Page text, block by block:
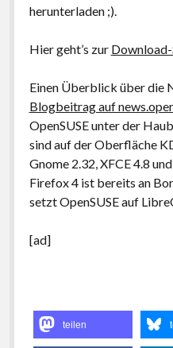
herunterladen ;).
Hier geht’s zur Download-
Einen Überblick über die
Blogbeitrag auf
OpenSUSE unter der
sind auf der Oberfläche
Gnome 2.32, XFCE 4.8
Firefox 4 ist bereits an
setzt OpenSUSE auf
[ad]
teilen